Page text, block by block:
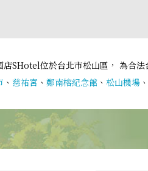
店SHotel位於台北市松山區， 為合
、 慈祐宮 、 鄭南榕紀念館 、 松山機場